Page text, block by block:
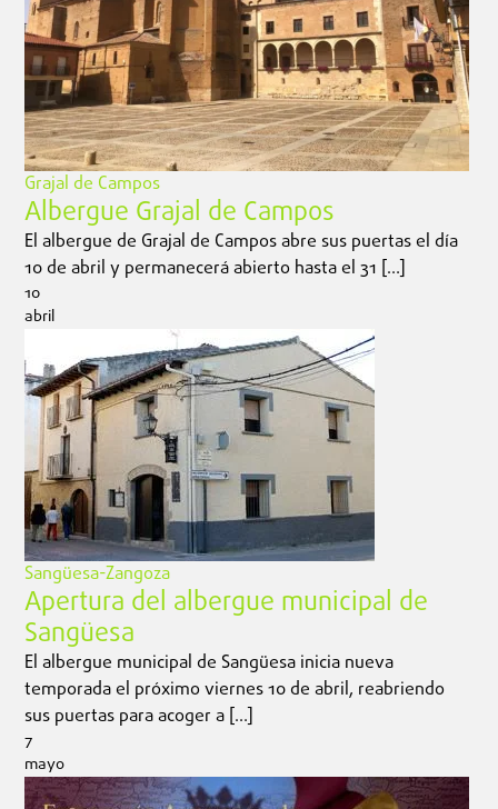
Grajal de Campos
Albergue Grajal de Campos
El albergue de Grajal de Campos abre sus puertas el día
10 de abril y permanecerá abierto hasta el 31 […]
10
abril
Sangüesa-Zangoza
Apertura del albergue municipal de
Sangüesa
El albergue municipal de Sangüesa inicia nueva
temporada el próximo viernes 10 de abril, reabriendo
sus puertas para acoger a […]
7
mayo